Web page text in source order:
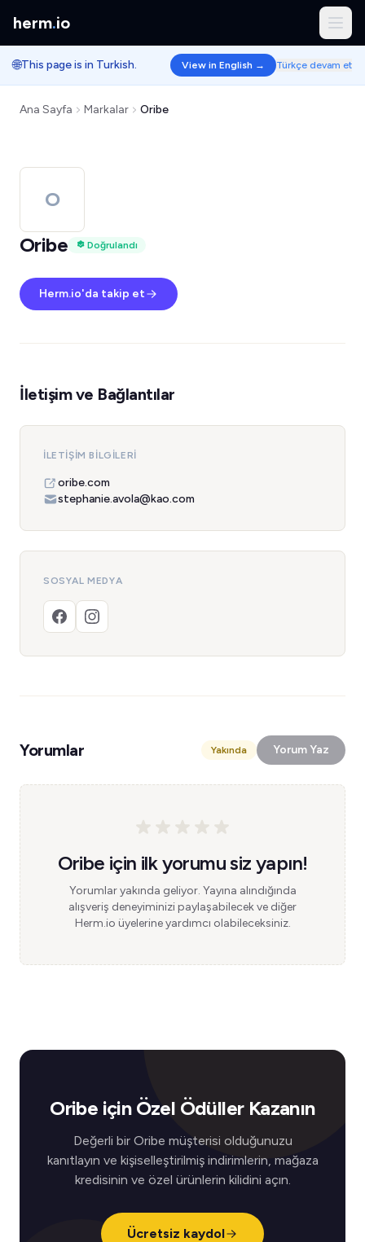
herm.io
🌐This page is in Turkish. View in English → Türkçe devam et
Ana Sayfa Markalar Oribe
O
Oribe
Doğrulandı
Herm.io'da takip et
İletişim ve Bağlantılar
İLETIŞIM BILGILERI
oribe.com
stephanie.avola@kao.com
SOSYAL MEDYA
Yorumlar Yakında Yorum Yaz
Oribe için ilk yorumu siz yapın!
Yorumlar yakında geliyor. Yayına alındığında
alışveriş deneyiminizi paylaşabilecek ve diğer
Herm.io üyelerine yardımcı olabileceksiniz.
Oribe için Özel Ödüller Kazanın
Değerli bir Oribe müşterisi olduğunuzu
kanıtlayın ve kişiselleştirilmiş indirimlerin, mağaza
kredisinin ve özel ürünlerin kilidini açın.
Ücretsiz kaydol